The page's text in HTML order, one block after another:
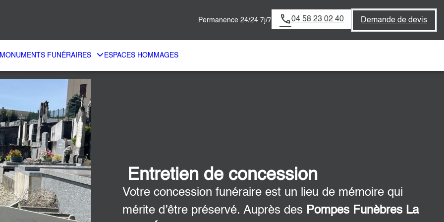
Permanence 24/24 7j/7 04 58 23 02 40 Demande de devis
MONUMENTS FUNÉRAIRES ESPACES HOMMAGES
Entretien de concession
Votre concession funéraire est un lieu de mémoire qui
mérite d’être préservé. Auprès des Pompes Funèbres La